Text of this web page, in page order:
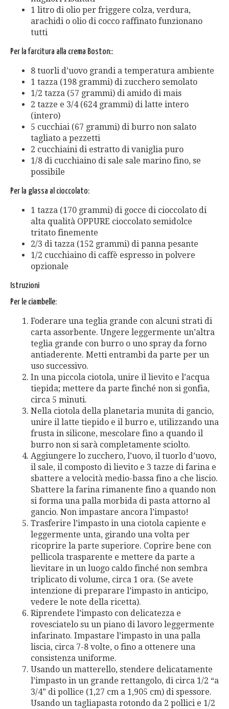
1 litro di olio per friggere colza, verdura,
arachidi o olio di cocco raffinato funzionano
tutti
Per la farcitura alla crema Boston::
8 tuorli d’uovo grandi a temperatura ambiente
1 tazza (198 grammi) di zucchero semolato
1/2 tazza (57 grammi) di amido di mais
2 tazze e 3/4 (624 grammi) di latte intero
(intero)
5 cucchiai (67 grammi) di burro non salato
tagliato a pezzetti
2 cucchiaini di estratto di vaniglia puro
1/8 di cucchiaino di sale sale marino fino, se
possibile
Per la glassa al cioccolato:
1 tazza (170 grammi) di gocce di cioccolato di
alta qualità OPPURE cioccolato semidolce
tritato finemente
2/3 di tazza (152 grammi) di panna pesante
1/2 cucchiaino di caffè espresso in polvere
opzionale
Istruzioni
Per le ciambelle:
Foderare una teglia grande con alcuni strati di
carta assorbente. Ungere leggermente un’altra
teglia grande con burro o uno spray da forno
antiaderente. Metti entrambi da parte per un
uso successivo.
In una piccola ciotola, unire il lievito e l’acqua
tiepida; mettere da parte finché non si gonfia,
circa 5 minuti.
Nella ciotola della planetaria munita di gancio,
unire il latte tiepido e il burro e, utilizzando una
frusta in silicone, mescolare fino a quando il
burro non si sarà completamente sciolto.
Aggiungere lo zucchero, l’uovo, il tuorlo d’uovo,
il sale, il composto di lievito e 3 tazze di farina e
sbattere a velocità medio-bassa fino a che liscio.
Sbattere la farina rimanente fino a quando non
si forma una palla morbida di pasta attorno al
gancio. Non impastare ancora l’impasto!
Trasferire l’impasto in una ciotola capiente e
leggermente unta, girando una volta per
ricoprire la parte superiore. Coprire bene con
pellicola trasparente e mettere da parte a
lievitare in un luogo caldo finché non sembra
triplicato di volume, circa 1 ora. (Se avete
intenzione di preparare l’impasto in anticipo,
vedere le note della ricetta).
Riprendete l’impasto con delicatezza e
rovesciatelo su un piano di lavoro leggermente
infarinato. Impastare l’impasto in una palla
liscia, circa 7-8 volte, o fino a ottenere una
consistenza uniforme.
Usando un matterello, stendere delicatamente
l’impasto in un grande rettangolo, di circa 1/2 “a
3/4” di pollice (1,27 cm a 1,905 cm) di spessore.
Usando un tagliapasta rotondo da 2 pollici e 1/2